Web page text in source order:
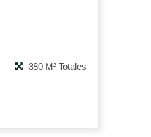
380 M² Totales